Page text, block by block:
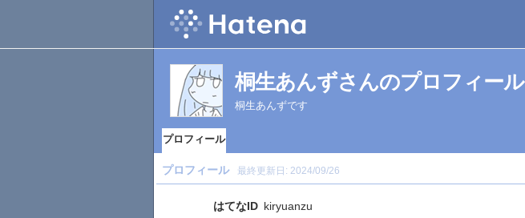
桐生あんずさんのプロフィール
桐生あんずです
プロフィール
プロフィール 最終更新日: 2024/09/26
はてなID kiryuanzu